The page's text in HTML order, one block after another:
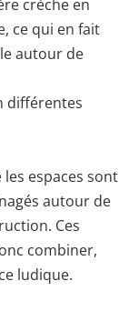
crèche en
ce qui en fait
autour de
différentes
espaces sont
autour de
Ces
combiner,
ludique.